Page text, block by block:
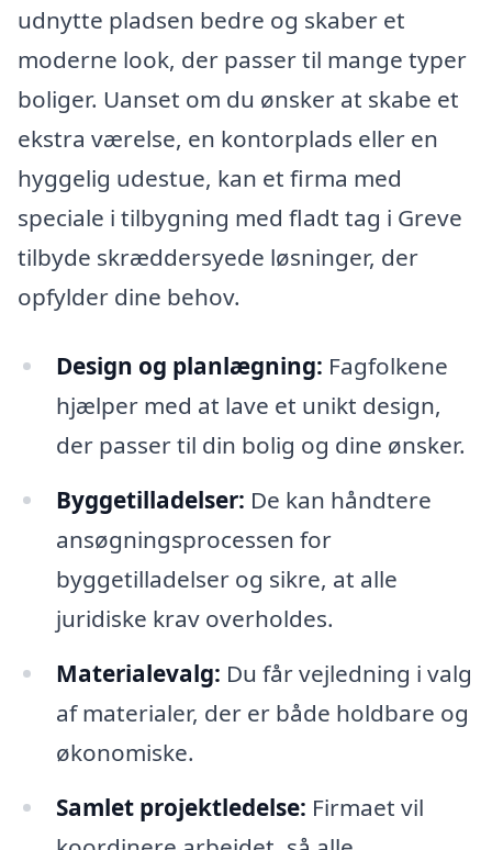
udnytte pladsen bedre og skaber et
moderne look, der passer til mange typer
boliger. Uanset om du ønsker at skabe et
ekstra værelse, en kontorplads eller en
hyggelig udestue, kan et firma med
speciale i tilbygning med fladt tag i Greve
tilbyde skræddersyede løsninger, der
opfylder dine behov.
Design og planlægning: Fagfolkene
hjælper med at lave et unikt design,
der passer til din bolig og dine ønsker.
Byggetilladelser: De kan håndtere
ansøgningsprocessen for
byggetilladelser og sikre, at alle
juridiske krav overholdes.
Materialevalg: Du får vejledning i valg
af materialer, der er både holdbare og
økonomiske.
Samlet projektledelse: Firmaet vil